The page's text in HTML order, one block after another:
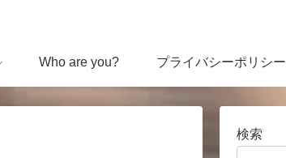
Who are you? プライバシーポリシー
検索